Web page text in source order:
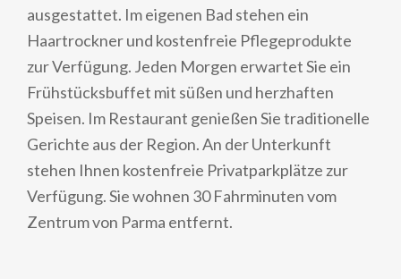
ausgestattet. Im eigenen Bad stehen ein
Haartrockner und kostenfreie Pflegeprodukte
zur Verfügung. Jeden Morgen erwartet Sie ein
Frühstücksbuffet mit süßen und herzhaften
Speisen. Im Restaurant genießen Sie traditionelle
Gerichte aus der Region. An der Unterkunft
stehen Ihnen kostenfreie Privatparkplätze zur
Verfügung. Sie wohnen 30 Fahrminuten vom
Zentrum von Parma entfernt.